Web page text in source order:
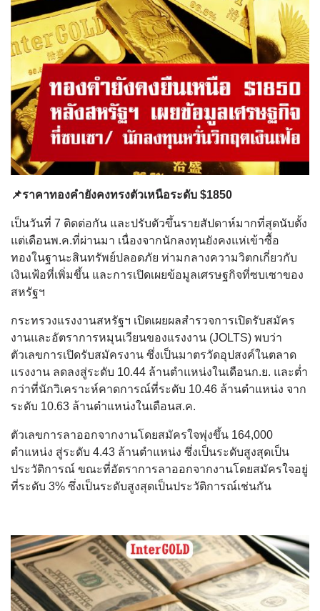
📌ราคาทองคำยังคงทรงตัวเหนือระดับ $1850
เป็นวันที่ 7 ติดต่อกัน และปรับตัวขึ้นรายสัปดาห์มากที่สุดนับตั้ง
แต่เดือนพ.ค.ที่ผ่านมา เนื่องจากนักลงทุนยังคงแห่เข้าซื้อ
ทองในฐานะสินทรัพย์ปลอดภัย ท่ามกลางความวิตกเกี่ยวกับ
เงินเฟ้อที่เพิ่มขึ้น และการเปิดเผยข้อมูลเศรษฐกิจที่ซบเซาของ
สหรัฐฯ
กระทรวงแรงงานสหรัฐฯ เปิดเผยผลสำรวจการเปิดรับสมัคร
งานและอัตราการหมุนเวียนของแรงงาน (JOLTS) พบว่า
ตัวเลขการเปิดรับสมัครงาน ซึ่งเป็นมาตรวัดอุปสงค์ในตลาด
แรงงาน ลดลงสู่ระดับ 10.44 ล้านตำแหน่งในเดือนก.ย. และต่ำ
กว่าที่นักวิเคราะห์คาดการณ์ที่ระดับ 10.46 ล้านตำแหน่ง จาก
ระดับ 10.63 ล้านตำแหน่งในเดือนส.ค.
ตัวเลขการลาออกจากงานโดยสมัครใจพุ่งขึ้น 164,000
ตำแหน่ง สู่ระดับ 4.43 ล้านตำแหน่ง ซึ่งเป็นระดับสูงสุดเป็น
ประวัติการณ์ ขณะที่อัตราการลาออกจากงานโดยสมัครใจอยู่
ที่ระดับ 3% ซึ่งเป็นระดับสูงสุดเป็นประวัติการณ์เช่นกัน